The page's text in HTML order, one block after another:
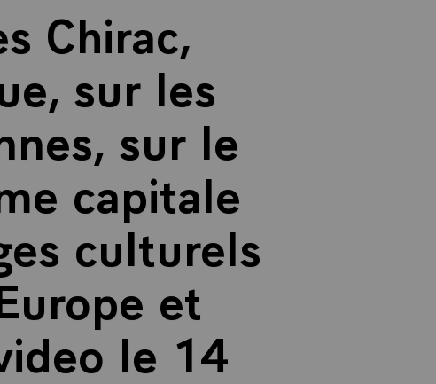
Chirac,
sur les
sur le
capitale
culturels
et
le 14